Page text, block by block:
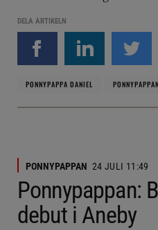
DELA ARTIKELN
PONNYPAPPA DANIEL PONNYPAPPAN
PONNYPAPPAN 24 JULI 11:49
Ponnypappan:
debut i Aneby